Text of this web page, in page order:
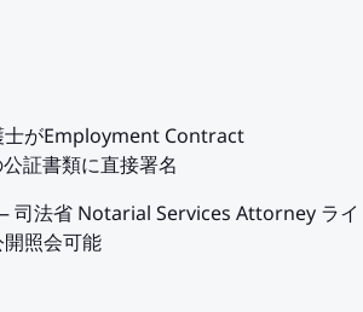
士がEmployment Contract
証書類に直接署名
司法省 Notarial Services Attorney ライ
照会可能